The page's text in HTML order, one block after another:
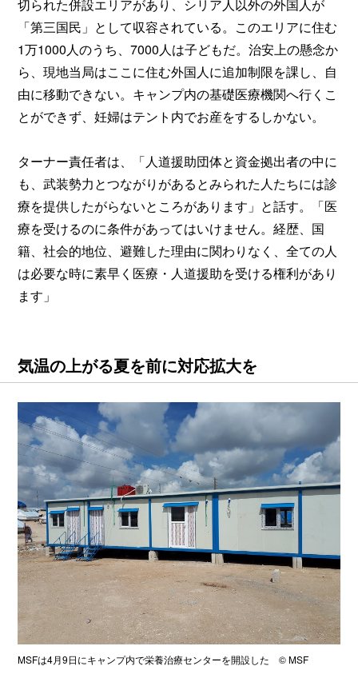
切られた併設エリアがあり、シリア人以外の外国人が
「第三国民」として収容されている。このエリアに住む
1万1000人のうち、7000人は子どもだ。治安上の懸念か
ら、現地当局はここに住む外国人に追加制限を課し、自
由に移動できない。キャンプ内の基礎医療機関へ行くこ
とができず、妊婦はテント内でお産をするしかない。
ターナー責任者は、「人道援助団体と資金拠出者の中に
も、武装勢力とつながりがあるとみられた人たちには診
療を提供したがらないところがあります」と話す。「医
療を受けるのに条件があってはいけません。経歴、国
籍、社会的地位、避難した理由に関わりなく、全ての人
は必要な時に素早く医療・人道援助を受ける権利があり
ます」
気温の上がる夏を前に対応拡大を
MSFは4月9日にキャンプ内で栄養治療センターを開設した © MSF